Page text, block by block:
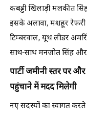
कबड्डी खिलाड़ी मलकीत
इसके अलावा, मशहूर रेफरी
टिम्बरवाल, यूथ लीडर
साथ-साथ मनजोत सिंह
पार्टी जमीनी स्तर पर
पहुंचाने में मदद मिलेगी
नए सदस्यों का स्वागत